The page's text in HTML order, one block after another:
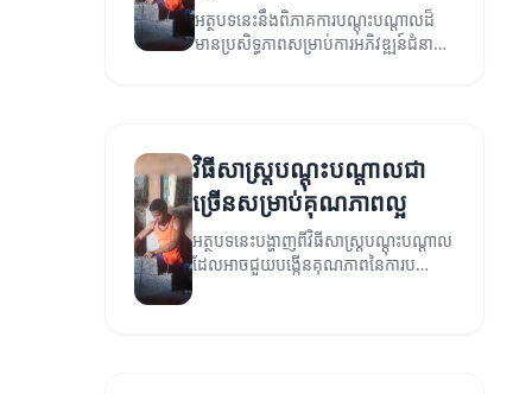
អត្ថបទនេះនឹងពិភាគការបណ្តុះបណ្តាលដ៏
មានប្រសិទ្ធភាពសម្រាប់ការអភិវឌ្ឍន៍ជំនាញ
វិធីសាស្ត្របណ្តុះបណ្តាលជា
ច្រើនសម្រាប់គុណភាពល្អ
អត្ថបទនេះបង្ហាញពីវិធីសាស្ត្របណ្តុះបណ្តាល
ដែលអាចជួយបង្កើនគុណភាពនៃការបណ្តុះ